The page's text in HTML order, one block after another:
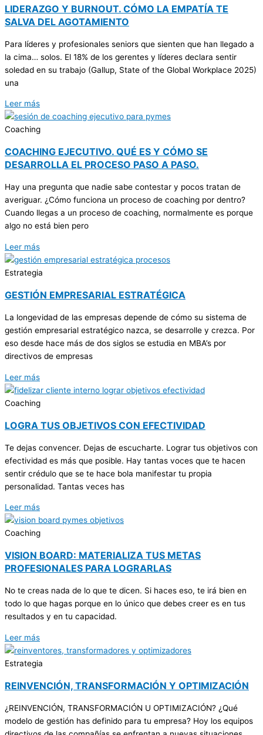
LIDERAZGO Y BURNOUT. CÓMO LA EMPATÍA TE
SALVA DEL AGOTAMIENTO
Para líderes y profesionales seniors que sienten que han llegado a
la cima… solos. El 18% de los gerentes y líderes declara sentir
soledad en su trabajo (Gallup, State of the Global Workplace 2025)
una
Leer más
Coaching
COACHING EJECUTIVO. QUÉ ES Y CÓMO SE
DESARROLLA EL PROCESO PASO A PASO.
Hay una pregunta que nadie sabe contestar y pocos tratan de
averiguar. ¿Cómo funciona un proceso de coaching por dentro?
Cuando llegas a un proceso de coaching, normalmente es porque
algo no está bien pero
Leer más
Estrategia
GESTIÓN EMPRESARIAL ESTRATÉGICA
La longevidad de las empresas depende de cómo su sistema de
gestión empresarial estratégico nazca, se desarrolle y crezca. Por
eso desde hace más de dos siglos se estudia en MBA’s por
directivos de empresas
Leer más
Coaching
LOGRA TUS OBJETIVOS CON EFECTIVIDAD
Te dejas convencer. Dejas de escucharte. Lograr tus objetivos con
efectividad es más que posible. Hay tantas voces que te hacen
sentir crédulo que se te hace bola manifestar tu propia
personalidad. Tantas veces has
Leer más
Coaching
VISION BOARD: MATERIALIZA TUS METAS
PROFESIONALES PARA LOGRARLAS
No te creas nada de lo que te dicen. Si haces eso, te irá bien en
todo lo que hagas porque en lo único que debes creer es en tus
resultados y en tu capacidad.
Leer más
Estrategia
REINVENCIÓN, TRANSFORMACIÓN Y OPTIMIZACIÓN
¿REINVENCIÓN, TRANSFORMACIÓN U OPTIMIZACIÓN? ¿Qué
modelo de gestión has definido para tu empresa? Hoy los equipos